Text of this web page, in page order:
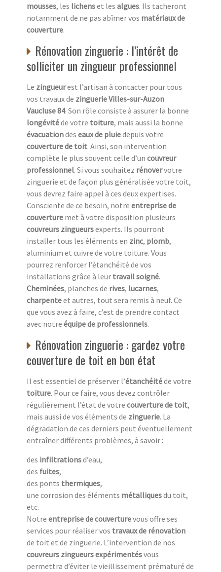
mousses, les lichenset les algues. Ils tacheront
notamment de ne pas abîmer vos matériaux de
couverture.
Rénovation zinguerie : l’intérêt de
solliciter un zingueur professionnel
Le zingueurest l’artisan à contacter pour tous
vos travaux de zinguerie Villes-sur-Auzon
Vaucluse 84. Son rôle consiste à assurer la bonne
longévitéde votre toiture, mais aussi la bonne
évacuationdes eaux de pluiedepuis votre
couverture de toit. Ainsi, son intervention
complète le plus souvent celle d’un couvreur
professionnel. Si vous souhaitez rénovervotre
zinguerie et de façon plus généralisée votre toit,
vous devrez faire appel à ces deux expertises.
Consciente de ce besoin, notre entreprise de
couverture met à votre disposition plusieurs
couvreurs zingueursexperts. Ils pourront
installer tous les éléments en zinc, plomb,
aluminium et cuivre de votre toiture. Vous
pourrez renforcer l’étanchéité de vos
installations grâce à leur travail soigné.
Cheminées, planches de rives, lucarnes,
charpenteet autres, tout sera remis à neuf. Ce
que vous avez à faire, c’est de prendre contact
avec notre équipe de professionnels.
Rénovation zinguerie : gardez votre
couverture de toit en bon état
Il est essentiel de préserver l’étanchéitéde votre
toiture. Pour ce faire, vous devez contrôler
régulièrement l’état de votre couverture de toit,
mais aussi de vos éléments de zinguerie. La
dégradation de ces derniers peut éventuellement
entraîner différents problèmes, à savoir :
des infiltrationsd’eau,
des fuites,
des ponts thermiques,
une corrosion des éléments métalliquesdu toit,
etc.
Notre entreprise de couverturevous offre ses
services pour réaliser vos travaux de rénovation
de toit et de zinguerie. L’intervention de nos
couvreurs zingueurs expérimentésvous
permettra d’éviter le vieillissement prématuré de